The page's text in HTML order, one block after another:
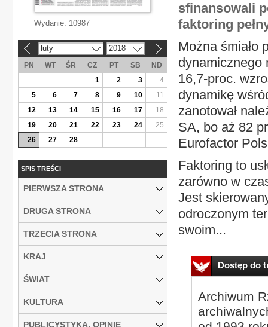
sfinansowali
faktoring
Można śmiało
dynamicznego
16,7-proc.
dynamikę
zanotował
SA, bo aż 82
Eurofactor
Faktoring to
zarówno w
Jest
odroczonym
swoim...
Dostęp do
Archiwum
Wydanie: 10987
luty 2018
PN WT ŚR CZ PT SB
ND
1
2 3
4
5
6 7 8 9 10
11
12
13 14 15 16 17
18
19
20 21 22 23 24
25
26
27 28
SPIS TREŚCI
PIERWSZA STRONA
DRUGA STRONA
TRZECIA STRONA
KRAJ
ŚWIAT
KULTURA
PUBLICYSTYKA, OPINIE